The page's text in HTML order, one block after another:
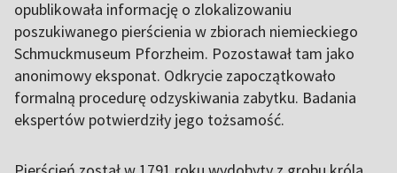
opublikowała informację o zlokalizowaniu
poszukiwanego pierścienia w zbiorach niemieckiego
Schmuckmuseum Pforzheim. Pozostawał tam jako
anonimowy eksponat. Odkrycie zapoczątkowało
formalną procedurę odzyskiwania zabytku. Badania
ekspertów potwierdziły jego tożsamość.